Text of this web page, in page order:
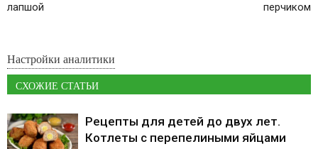
лапшой
перчиком
Настройки аналитики
СХОЖИЕ СТАТЬИ
Рецепты для детей до двух лет.
Котлеты с перепелиными яйцами